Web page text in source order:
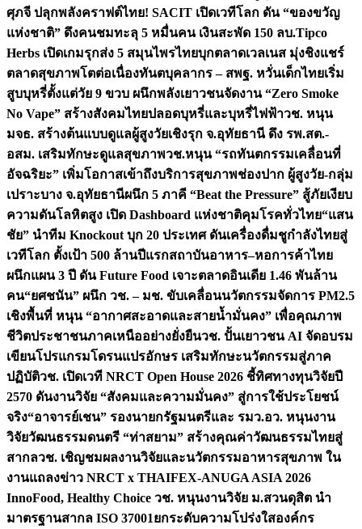
ศุภจี ปลุกพลังคราฟต์ไทย! SACIT เปิดเวทีโลก ดัน “ของขวัญ
แห่งชาติ” ดึงคนชมทะลุ 5 หมื่นคน เงินสะพัด 150 ลบ.Tipco
Herbs เปิดเกมรุกส่ง 5 สมุนไพรไทยบุกตลาดเวลเนส มุ่งชิงแชร์
ตลาดสุขภาพโตต่อเนื่องทันตบุคลากร – สพฐ. หวั่นเด็กไทยเริ่ม
สูบบุหรี่ตั้งแต่วัย 9 ขวบ ผนึกพลังเยาวชนจัดงาน “Zero Smoke
No Vape” สร้างสังคมไทยปลอดบุหรี่และบุหรี่ไฟฟ้าวช. หนุน
มจธ. สร้างต้นแบบดูแลผู้สูงวัยเชิงรุก จ.อุทัยธานี ดึง รพ.สต.-
อสม. เสริมทักษะดูแลสุขภาพวช.หนุน “รถทันตกรรมเคลื่อนที่
อัจฉริยะ” เพิ่มโอกาสเข้าถึงบริการสุขภาพช่องปาก ผู้สูงวัย-กลุ่ม
เปราะบาง จ.อุทัยธานีผนึก 5 ภาคี “Beat the Pressure” สู้ภัยเงียบ
ความดันโลหิตสูง เปิด Dashboard แห่งชาติคุมโรคทั่วไทย“แสน
ชัย” นำทีม Knockout บุก 20 ประเทศ ดันเครื่องดื่มชูกำลังไทยสู่
เวทีโลก ตั้งเป้า 500 ล้านปีแรกสถาบันอาหาร–หอการค้าไทย
ผนึกแผน 3 ปี ดัน Future Food เจาะตลาดอินเดีย 1.46 พันล้าน
คน“ยศชนัน” ผนึก วช. – มช. ขับเคลื่อนนวัตกรรมจัดการ PM2.5
เชิงพื้นที่ หนุน “อากาศสะอาดและสายน้ำมั่นคง” เพื่อคุณภาพ
ชีวิตประชาชนภาคเหนืออย่างยั่งยืนวช. ปั้นเยาวชน AI จัดอบรม
เขียนโปรแกรมโดรนแปรอักษร เสริมทักษะนวัตกรรมสู่ภาค
ปฏิบัติวช. เปิดเวที NRCT Open House 2026 ชี้ทิศทางทุนวิจัยปี
2570 ดันงานวิจัย “สังคมและความมั่นคง” สู่การใช้ประโยชน์
จริง“อาจารย์เชน” รองนายกรัฐมนตรีและ รมว.อว. หนุนงาน
วิจัยวัฒนธรรมดนตรี “ท่าสยาม” สร้างคุณค่าวัฒนธรรมไทยสู่
สากลวช. เชิญชมผลงานวิจัยและนวัตกรรมอาหารสุขภาพ ใน
งานแถลงข่าว NRCT x THAIFEX-ANUGA ASIA 2026
InnoFood, Healthy Choice วช. หนุนงานวิจัย ม.สวนดุสิต นำ
มาตรฐานสากล ISO 37001ยกระดับความโปร่งใสองค์กร